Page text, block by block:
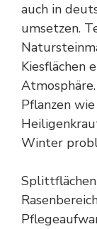
auch in
umsetzen.
Kiesflächen
Pflanzen
Winter